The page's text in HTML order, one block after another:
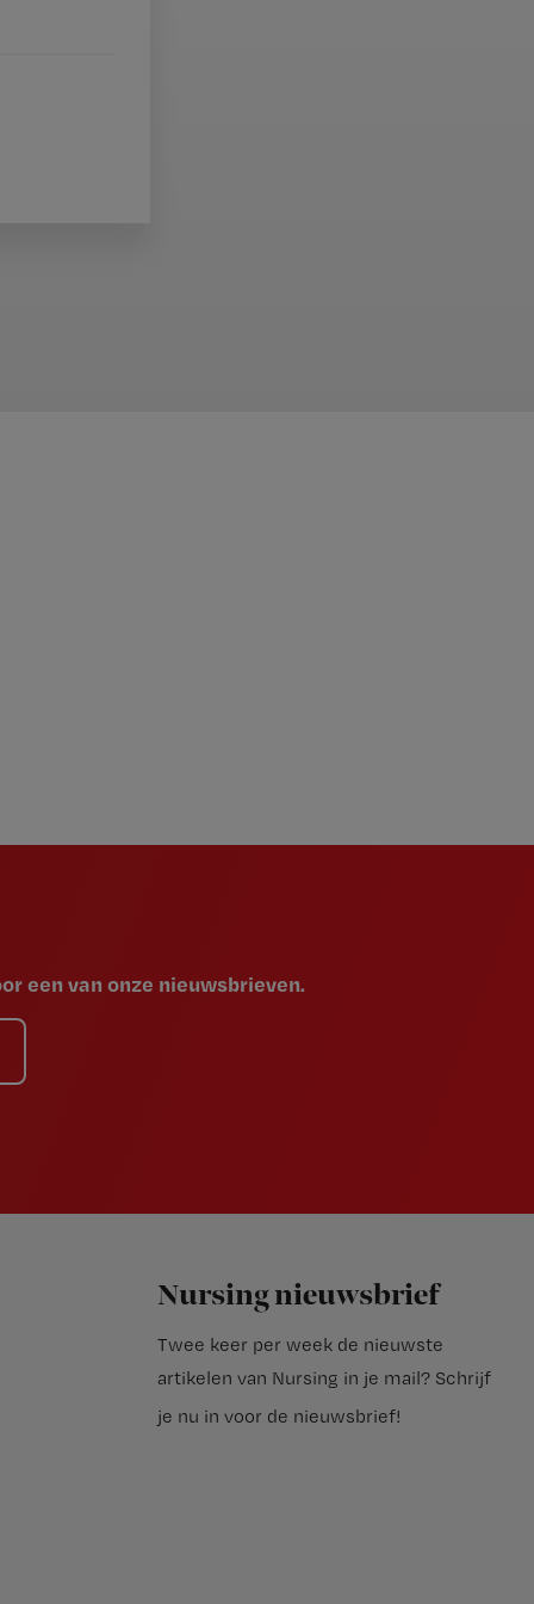
een van onze nieuwsbrieven.
Nursing nieuwsbrief
Twee keer per week de nieuwste
artikelen van Nursing in je mail? Schrijf
je nu in voor de nieuwsbrief!